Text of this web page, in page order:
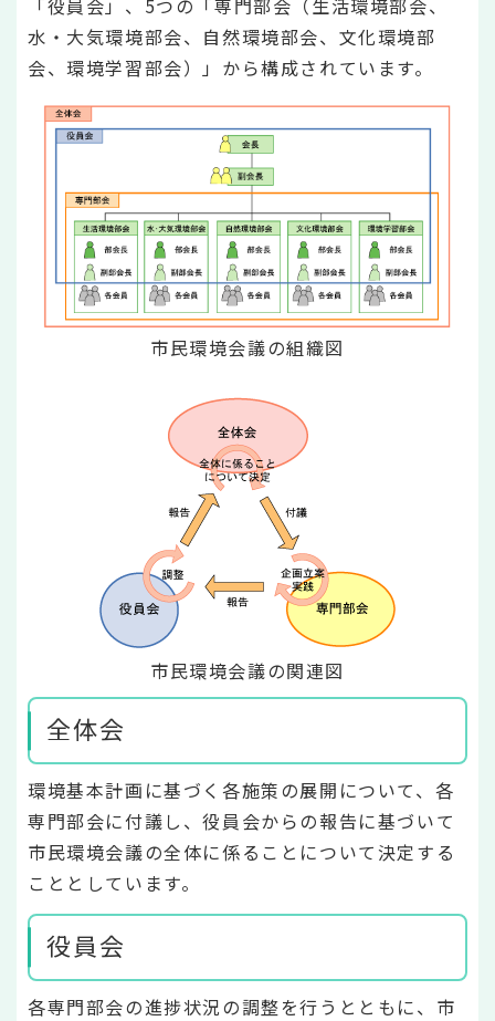
「役員会」、5つの「専門部会（生活環境部会、
水・大気環境部会、自然環境部会、文化環境部
会、環境学習部会）」から構成されています。
市民環境会議の組織図
市民環境会議の関連図
全体会
環境基本計画に基づく各施策の展開について、各
専門部会に付議し、役員会からの報告に基づいて
市民環境会議の全体に係ることについて決定する
こととしています。
役員会
各専門部会の進捗状況の調整を行うとともに、市